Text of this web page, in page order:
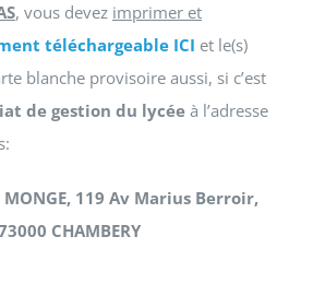
, vous devez imprimer et
téléchargeable ICI et le(s)
blanche provisoire aussi, si c’est
de gestion du lycéeà l’adresse
119 Av Marius Berroir,
CHAMBERY